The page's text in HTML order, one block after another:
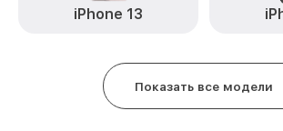
Замена стекла камеры iPhone 5 Apple
Ремонт FaceID iPhone 5 Apple
iPhone 13
Показать все модели